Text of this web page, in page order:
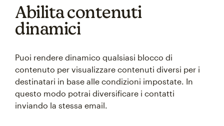
Abilita contenuti
dinamici
Puoi rendere dinamico qualsiasi blocco di
contenuto per visualizzare contenuti diversi per i
destinatari in base alle condizioni impostate. In
questo modo potrai diversificare i contatti
inviando la stessa email.